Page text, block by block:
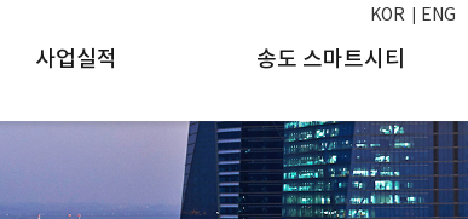
KOR ENG
사업실적 송도 스마트시티